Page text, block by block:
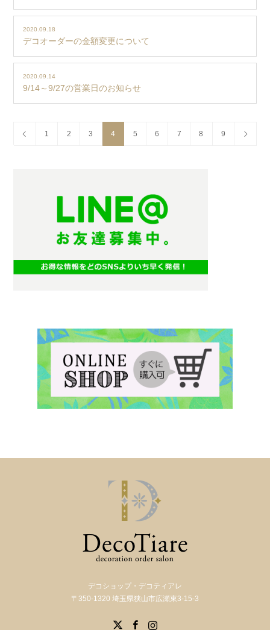
2020.09.18
デコオーダーの金額変更について
2020.09.14
9/14～9/27の営業日のお知らせ
1 2 3 4 5 6 7 8 9
デコショップ・デコティアレ
〒350-1320 埼玉県狭山市広瀬東3-15-3